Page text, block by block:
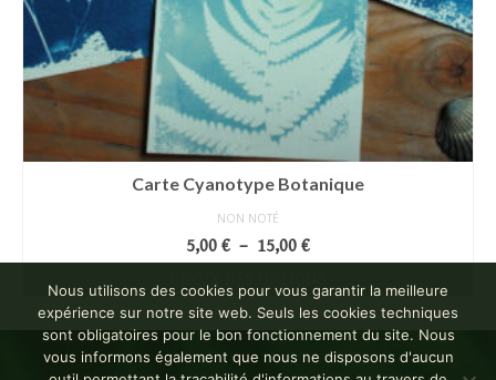
Carte Cyanotype Botanique
NON NOTÉ
5,00 € – 15,00 €Plage
de
prix :
5,00 €
à
15,00 €
CHOIX DES OPTIONS
Ce
produit
a
plusieurs
Nous utilisons des cookies pour vous garantir la meilleure
expérience sur notre site web. Seuls les cookies techniques
sont obligatoires pour le bon fonctionnement du site. Nous
vous informons également que nous ne disposons d'aucun